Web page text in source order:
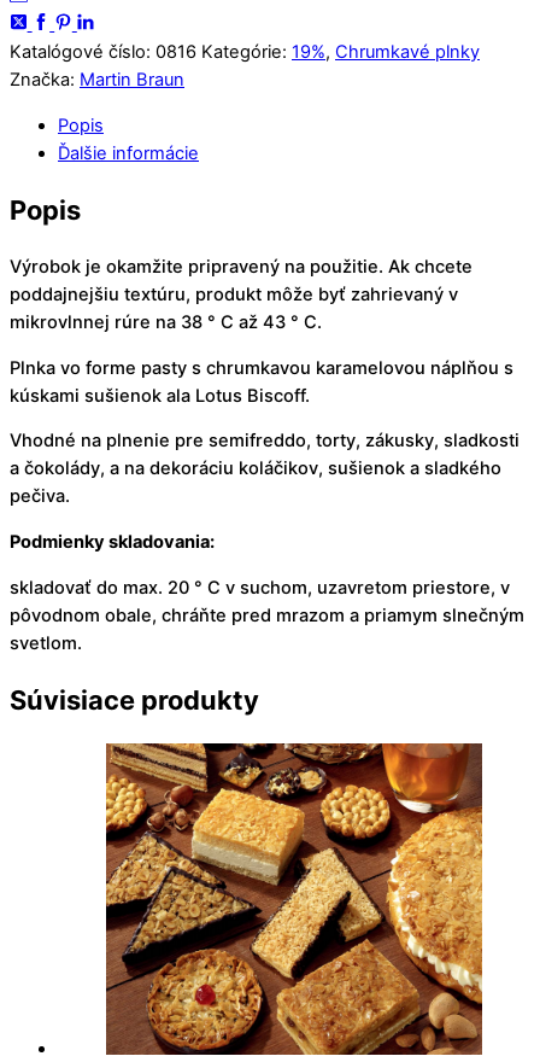
a
mandle
3kg
Katalógové číslo: 0816 Kategórie: 19%, Chrumkavé plnky
Značka: Martin Braun
Popis
Ďalšie informácie
Popis
Výrobok je okamžite pripravený na použitie. Ak chcete
poddajnejšiu textúru, produkt môže byť zahrievaný v
mikrovlnnej rúre na 38 ° C až 43 ° C.
Plnka vo forme pasty s chrumkavou karamelovou náplňou s
kúskami sušienok ala Lotus Biscoff.
Vhodné na plnenie pre semifreddo, torty, zákusky, sladkosti
a čokolády, a na dekoráciu koláčikov, sušienok a sladkého
pečiva.
Podmienky skladovania:
skladovať do max. 20 ° C v suchom, uzavretom priestore, v
pôvodnom obale, chráňte pred mrazom a priamym slnečným
svetlom.
Súvisiace produkty